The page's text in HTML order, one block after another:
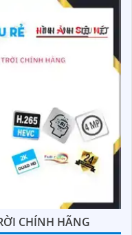
CHÍNH HÃNG